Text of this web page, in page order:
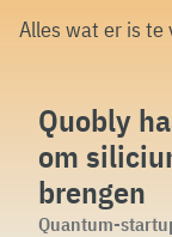
Alles wat er is te
Quobly
om
brengen
Quantum-